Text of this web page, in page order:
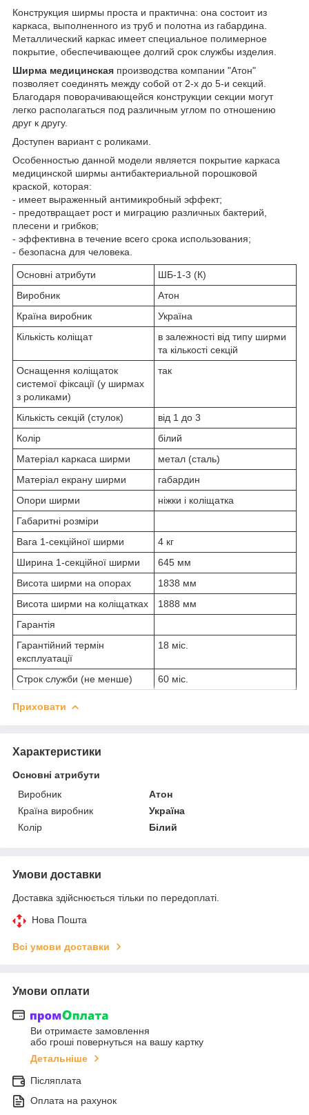
Конструкция ширмы проста и практична: она состоит из
каркаса, выполненного из труб и полотна из габардина.
Металлический каркас имеет специальное полимерное
покрытие, обеспечивающее долгий срок службы изделия.
Ширма медицинская производства компании "Атон"
позволяет соединять между собой от 2-х до 5-и секций.
Благодаря поворачивающейся конструкции секции могут
легко располагаться под различным углом по отношению
друг к другу.
Доступен вариант с роликами.
Особенностью данной модели является покрытие каркаса
медицинской ширмы антибактериальной порошковой
краской, которая:
- имеет выраженный антимикробный эффект;
- предотвращает рост и миграцию различных бактерий,
плесени и грибков;
- эффективна в течение всего срока использования;
- безопасна для человека.
Основні атрибути
ШБ-1-3 (К)
Виробник
Атон
Країна виробник
Україна
Кількість коліщат
в залежності від типу ширми
та кількості секцій
Оснащення коліщаток
системої фіксації (у ширмах
з роликами)
так
Кількість секцій (стулок)
від 1 до 3
Колір
білий
Матеріал каркаса ширми
метал (сталь)
Матеріал екрану ширми
габардин
Опори ширми
ніжки і коліщатка
Габаритні розміри
Вага 1-секційної ширми
4 кг
Ширина 1-секційної ширми
645 мм
Висота ширми на опорах
1838 мм
Висота ширми на коліщатках
1888 мм
Гарантія
Гарантійний термін
експлуатації
18 міс.
Строк служби (не менше) 60 міс.
Приховати
Характеристики
Основні атрибути
Виробник
Атон
Країна виробник
Україна
Колір
Білий
Умови доставки
Доставка здійснюється тільки по передоплаті.
Нова Пошта
Всі умови доставки
Умови оплати
Ви отримаєте замовлення
або гроші повернуться на вашу картку
Детальніше
Післяплата
Оплата на рахунок